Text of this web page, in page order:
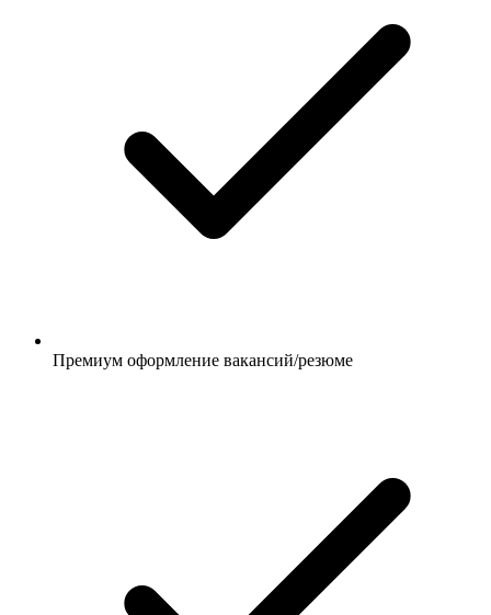
Премиум оформление вакансий/резюме